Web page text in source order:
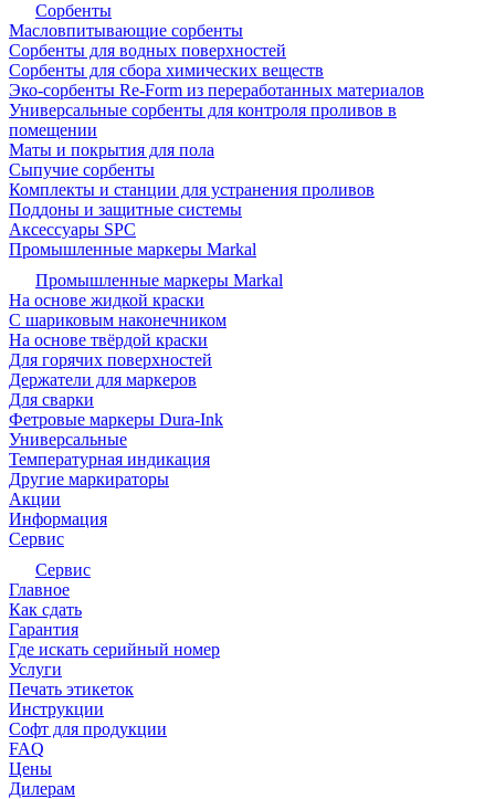
Сорбенты
Масловпитывающие сорбенты
Сорбенты для водных поверхностей
Сорбенты для сбора химических веществ
Эко-сорбенты Re-Form из переработанных материалов
Универсальные сорбенты для контроля проливов в
помещении
Маты и покрытия для пола
Сыпучие сорбенты
Комплекты и станции для устранения проливов
Поддоны и защитные системы
Аксессуары SPC
Промышленные маркеры Markal
Промышленные маркеры Markal
На основе жидкой краски
С шариковым наконечником
На основе твёрдой краски
Для горячих поверхностей
Держатели для маркеров
Для сварки
Фетровые маркеры Dura-Ink
Универсальные
Температурная индикация
Другие маркираторы
Акции
Информация
Сервис
Сервис
Главное
Как сдать
Гарантия
Где искать серийный номер
Услуги
Печать этикеток
Инструкции
Софт для продукции
FAQ
Цены
Дилерам